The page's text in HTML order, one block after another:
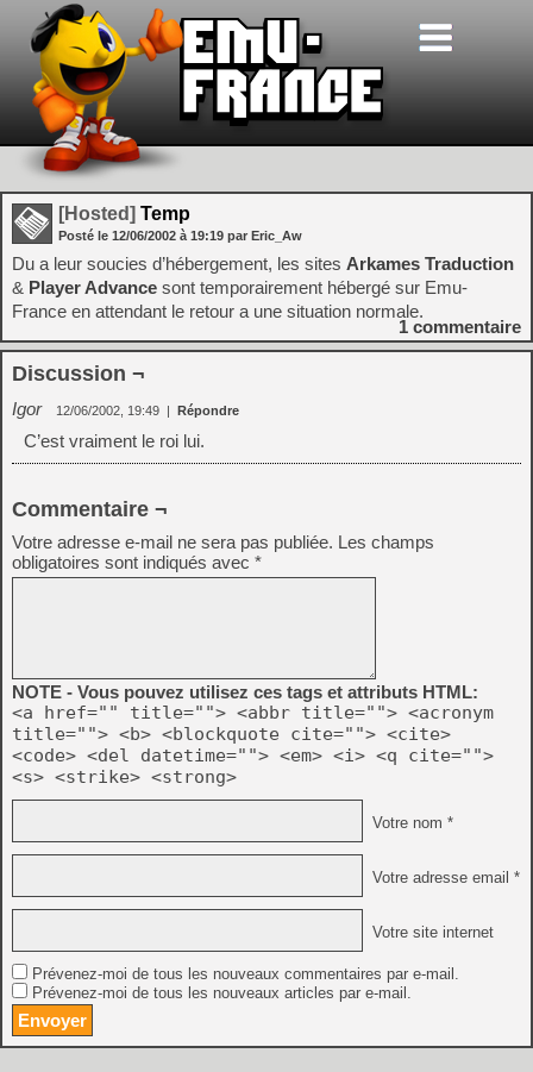
[Hosted] Temp
Posté le 12/06/2002 à 19:19 par Eric_Aw
Du a leur soucies d’hébergement, les sites Arkames Traduction
& Player Advance sont temporairement hébergé sur Emu-
France en attendant le retour a une situation normale.
1 commentaire
Discussion ¬
Igor 12/06/2002, 19:49 | Répondre
C’est vraiment le roi lui.
Commentaire ¬
Votre adresse e-mail ne sera pas publiée. Les champs
obligatoires sont indiqués avec *
NOTE - Vous pouvez utilisez ces tags et attributs HTML:
<a href="" title=""> <abbr title=""> <acronym
title=""> <b> <blockquote cite=""> <cite>
<code> <del datetime=""> <em> <i> <q cite="">
<s> <strike> <strong>
Votre nom *
Votre adresse email *
Votre site internet
Prévenez-moi de tous les nouveaux commentaires par e-mail.
Prévenez-moi de tous les nouveaux articles par e-mail.